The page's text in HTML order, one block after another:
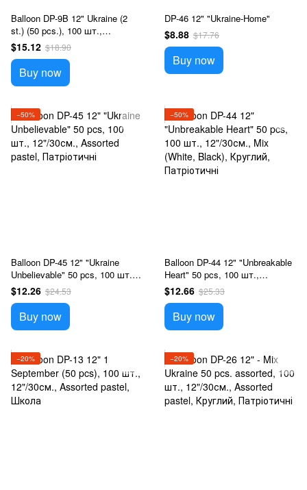
Balloon DP-9B 12" Ukraine (2
st.) (50 pcs.), 100 шт.,
12"/30см., Синій, Патріотичні
$15.12 $18.90
Buy now
DP-46 12" "Ukraine-Home"
$8.88 $17.76
Buy now
−50%
Balloon DP-45 12" "Ukraine
Unbelievable" 50 pcs, 100 шт.,
12"/30см., Assorted pastel,
Патріотичні
$12.26 $24.53
Buy now
−50%
Balloon DP-44 12" "Unbreakable
Heart" 50 pcs, 100 шт.,
12"/30см., Mix (White, Black),
Круглий, Патріотичні
$12.66 $25.33
Buy now
−20% −20%